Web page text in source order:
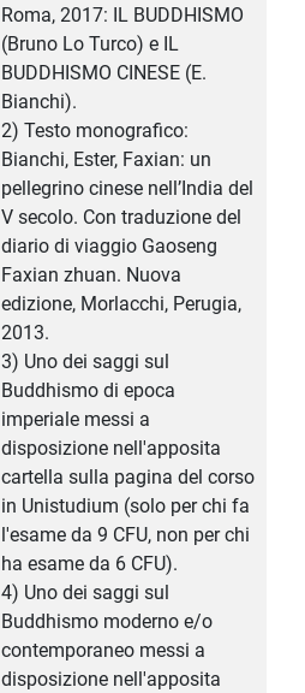
Roma, 2017: IL BUDDHISMO
(Bruno Lo Turco) e IL
BUDDHISMO CINESE (E.
Bianchi).
2) Testo monografico:
Bianchi, Ester, Faxian: un
pellegrino cinese nell’India del
V secolo. Con traduzione del
diario di viaggio Gaoseng
Faxian zhuan. Nuova
edizione, Morlacchi, Perugia,
2013.
3) Uno dei saggi sul
Buddhismo di epoca
imperiale messi a
disposizione nell'apposita
cartella sulla pagina del corso
in Unistudium (solo per chi fa
l'esame da 9 CFU, non per chi
ha esame da 6 CFU).
4) Uno dei saggi sul
Buddhismo moderno e/o
contemporaneo messi a
disposizione nell'apposita